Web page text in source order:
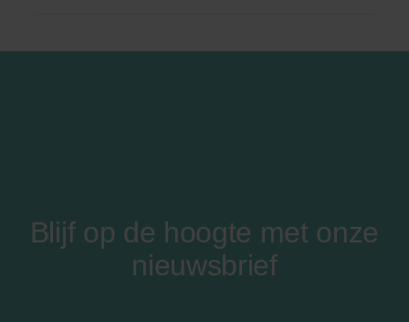
Blijf op de hoogte met onze
nieuwsbrief